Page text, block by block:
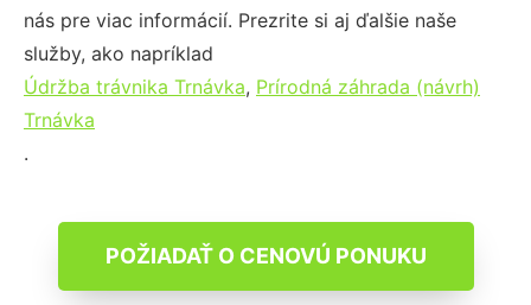
nás pre viac informácií. Prezrite si aj ďalšie naše
služby, ako napríklad
Údržba trávnika Trnávka, Prírodná záhrada (návrh)
Trnávka
.
POŽIADAŤ O CENOVÚ PONUKU